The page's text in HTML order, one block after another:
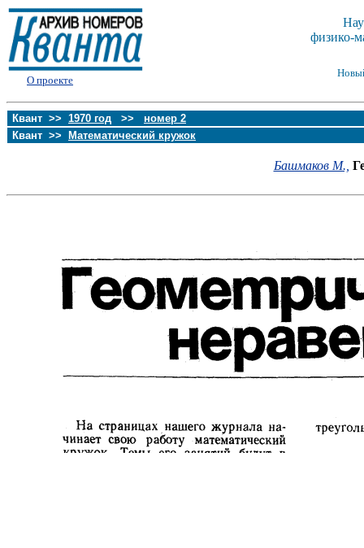
О проекте
физико-
Квант >> 1970 год >> номер 2
Квант >>
Математический кружок
Башмаков М.,